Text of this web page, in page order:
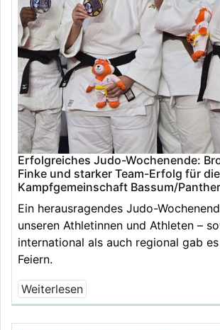
Erfolgreiches Judo-Wochenende:
Finke und starker Team-Erfolg für die
Kampfgemeinschaft Bassum/
Ein herausragendes Judo-
unseren Athletinnen und Athleten –
international als auch regional gab
Feiern.
Weiterlesen